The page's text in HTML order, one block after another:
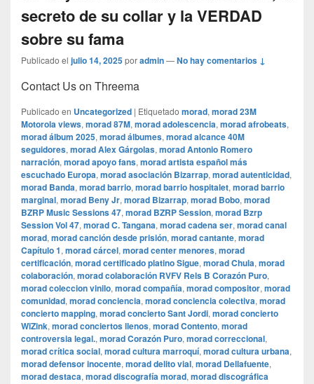
secreto de su collar y la VERDAD
sobre su fama
Publicado el julio 14, 2025poradmin—No hay comentarios ↓
Contact Us on Threema
Publicado en Uncategorized | Etiquetado morad, morad 23M
Motorola views, morad 87M, morad adolescencia, morad afrobeats,
morad álbum 2025, morad álbumes, morad alcance 40M
seguidores, morad Alex Gárgolas, morad Antonio Romero
narración, morad apoyo fans, morad artista español más
escuchado Europa, morad asociación Bizarrap, morad autenticidad,
morad Banda, morad barrio, morad barrio hospitalet, morad barrio
marginal, morad Beny Jr, morad Bizarrap, morad Bobo, morad
BZRP Music Sessions 47, morad BZRP Session, morad Bzrp
Session Vol 47, morad C. Tangana, morad cadena ser, morad canal
morad, morad canción desde prisión, morad cantante, morad
Capítulo 1, morad cárcel, morad center menores, morad
certificación, morad certificado platino Sigue, morad Chula, morad
colaboración, morad colaboración RVFV Rels B Corazón Puro,
morad coleccion vinilo, morad compañía, morad compositor, morad
comunidad, morad conciencia, morad conciencia colectiva, morad
concierto mapping, morad concierto Sant Jordi, morad concierto
WiZink, morad conciertos llenos, morad Contento, morad
controversia legal., morad Corazón Puro, morad correccional,
morad crítica social, morad cultura marroquí, morad cultura urbana,
morad defensor inocente, morad delito vial, morad Dellafuente,
morad destaca, morad discografía morad, morad discográfica